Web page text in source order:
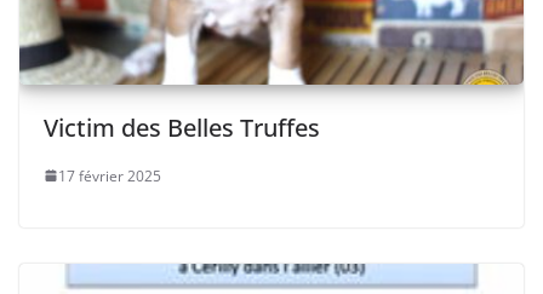
Victim des Belles Truffes
17 février 2025